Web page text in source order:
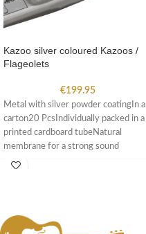
Kazoo silver coloured Kazoos /
Flageolets
€199.95
Metal with silver powder coatingIn a
carton20 PcsIndividually packed in a
printed cardboard tubeNatural
membrane for a strong sound